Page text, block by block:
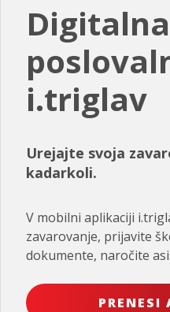
Digitalna
i.triglav
Urejajte svoja
kadarkoli.
V mobilni aplikaciji
zavarovanje, prijavite
dokumente, naročite
PRENESI